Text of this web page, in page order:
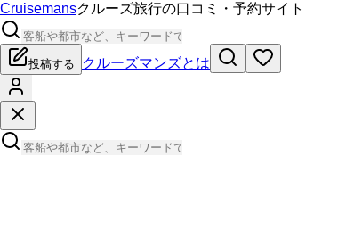
Cruisemansクルーズ旅行の口コミ・予約サイト
投稿する クルーズマンズとは